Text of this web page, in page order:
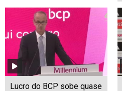
Lucro do BCP sobe quase